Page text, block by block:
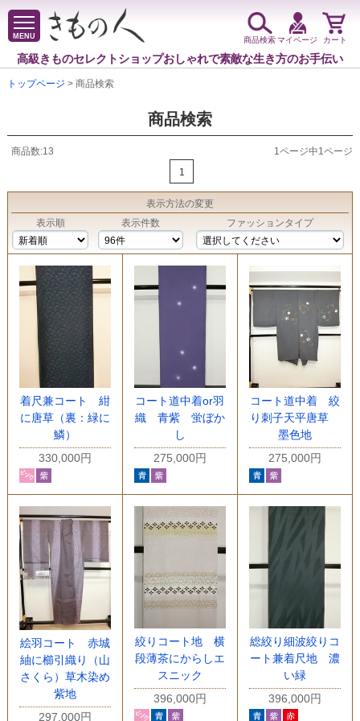
MENU
高級きものセレクトショップおしゃれで素敵な生き方のお手伝い
商品検索マイページ カート
トップページ > 商品検索
商品検索
商品数:13
1ページ中1ページ
1
表示方法の変更
表示順
表示件数 ファッションタイプ
着尺兼コート 紺
に唐草（裏：緑に
鱗）
330,000円
コート道中着or羽
織 青紫 蛍ぼか
し
275,000円
コート道中着 絞
り刺子天平唐草
墨色地
275,000円
絵羽コート 赤城
紬に櫛引織り（山
さくら）草木染め
紫地
297,000円
絞りコート地 横
段薄茶にからしエ
スニック
396,000円
総絞り細波絞りコ
ート兼着尺地 濃
い緑
396,000円